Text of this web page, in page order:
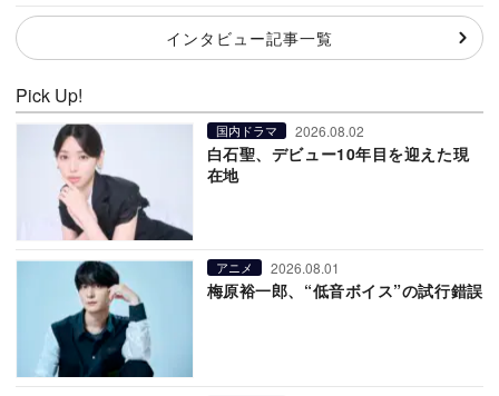
インタビュー記事一覧
Pick Up!
国内ドラマ 2026.08.02
白石聖、デビュー10年目を迎えた現
在地
アニメ 2026.08.01
梅原裕一郎、“低音ボイス”の試行錯誤